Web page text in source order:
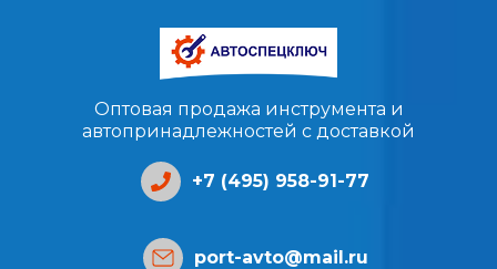
Оптовая продажа инструмента и
автопринадлежностей с доставкой
+7 (495) 958-91-77
port-avto@mail.ru